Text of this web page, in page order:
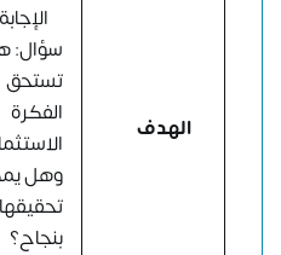
الهدف
سؤال:
تستحق
الفكرة
وهل
تحقيقها
بنجاح؟